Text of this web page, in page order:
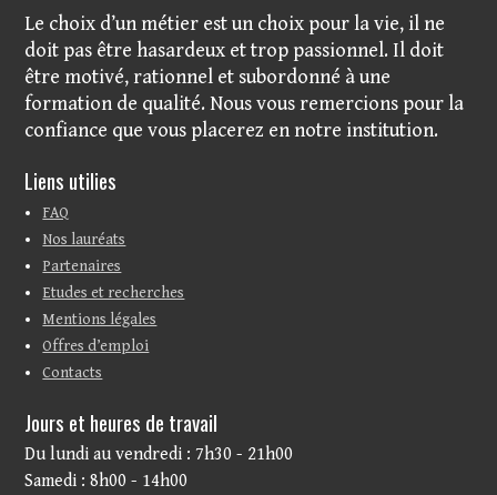
Le choix d’un métier est un choix pour la vie, il ne
doit pas être hasardeux et trop passionnel. Il doit
être motivé, rationnel et subordonné à une
formation de qualité. Nous vous remercions pour la
confiance que vous placerez en notre institution.
Liens utilies
FAQ
Nos lauréats
Partenaires
Etudes et recherches
Mentions légales
Offres d’emploi
Contacts
Jours et heures de travail
Du lundi au vendredi : 7h30 - 21h00
Samedi : 8h00 - 14h00